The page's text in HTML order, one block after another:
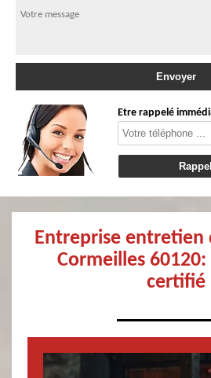
Etre rappelé
Entreprise entretien
Cormeilles
certifié